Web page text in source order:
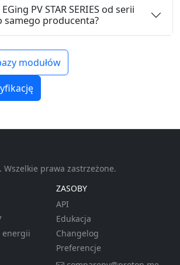
PV STAR SERIES od serii
samego producenta?
modułów
Wszelkie prawa zastrzeżone.
energii
ZASOBY
API
Edukacja
Changelog
Preferencje